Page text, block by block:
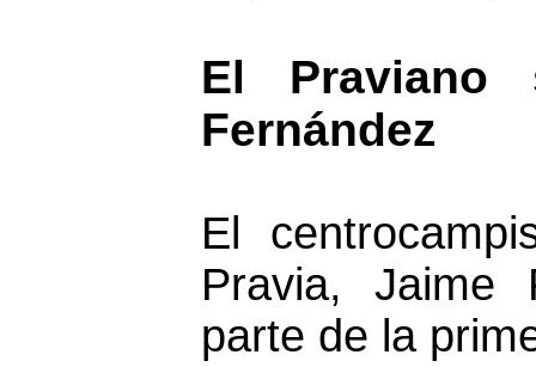
El Praviano
Fernández
El
Pravia, Jaime
parte de la